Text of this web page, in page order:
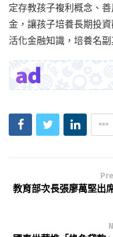
定存教孩子複利概念、
金，讓孩子培養長期投
活化金融知識，培養名
教育部次長張廖萬堅出